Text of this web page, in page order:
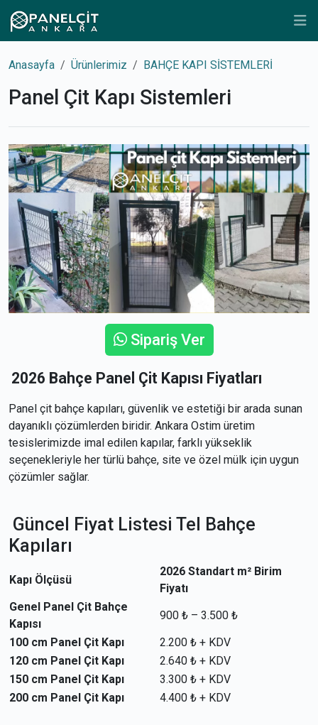
Anasayfa Ürünlerimiz BAHÇE KAPI SİSTEMLERİ
Panel Çit Kapı Sistemleri
Sipariş Ver
2026 Bahçe Panel Çit Kapısı Fiyatları
Panel çit bahçe kapıları, güvenlik ve estetiği bir arada sunan
dayanıklı çözümlerden biridir. Ankara Ostim üretim
tesislerimizde imal edilen kapılar, farklı yükseklik
seçenekleriyle her türlü bahçe, site ve özel mülk için uygun
çözümler sağlar.
Güncel Fiyat Listesi Tel Bahçe
Kapıları
Kapı Ölçüsü
2026 Standart m² Birim
Fiyatı
Genel Panel Çit Bahçe
Kapısı
900 ₺ – 3.500 ₺
100 cm Panel Çit Kapı
2.200 ₺ + KDV
120 cm Panel Çit Kapı
2.640 ₺ + KDV
150 cm Panel Çit Kapı
3.300 ₺ + KDV
200 cm Panel Çit Kapı
4.400 ₺ + KDV